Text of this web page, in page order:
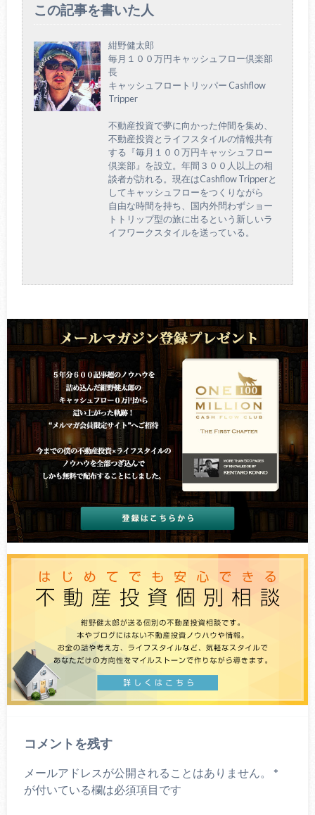
この記事を書いた人
紺野健太郎
毎月１００万円キャッシュフロー倶楽部
長
キャッシュフロートリッパー Cashflow
Tripper
不動産投資で夢に向かった仲間を集め、
不動産投資とライフスタイルの情報共有
する『毎月１００万円キャッシュフロー
倶楽部』を設立。年間３００人以上の相
談者が訪れる。現在はCashflow Tripperと
してキャッシュフローをつくりながら
自由な時間を持ち、国内外問わずショー
トトリップ型の旅に出るという新しいラ
イフワークスタイルを送っている。
コメントを残す
メールアドレスが公開されることはありません。
*
が付いている欄は必須項目です